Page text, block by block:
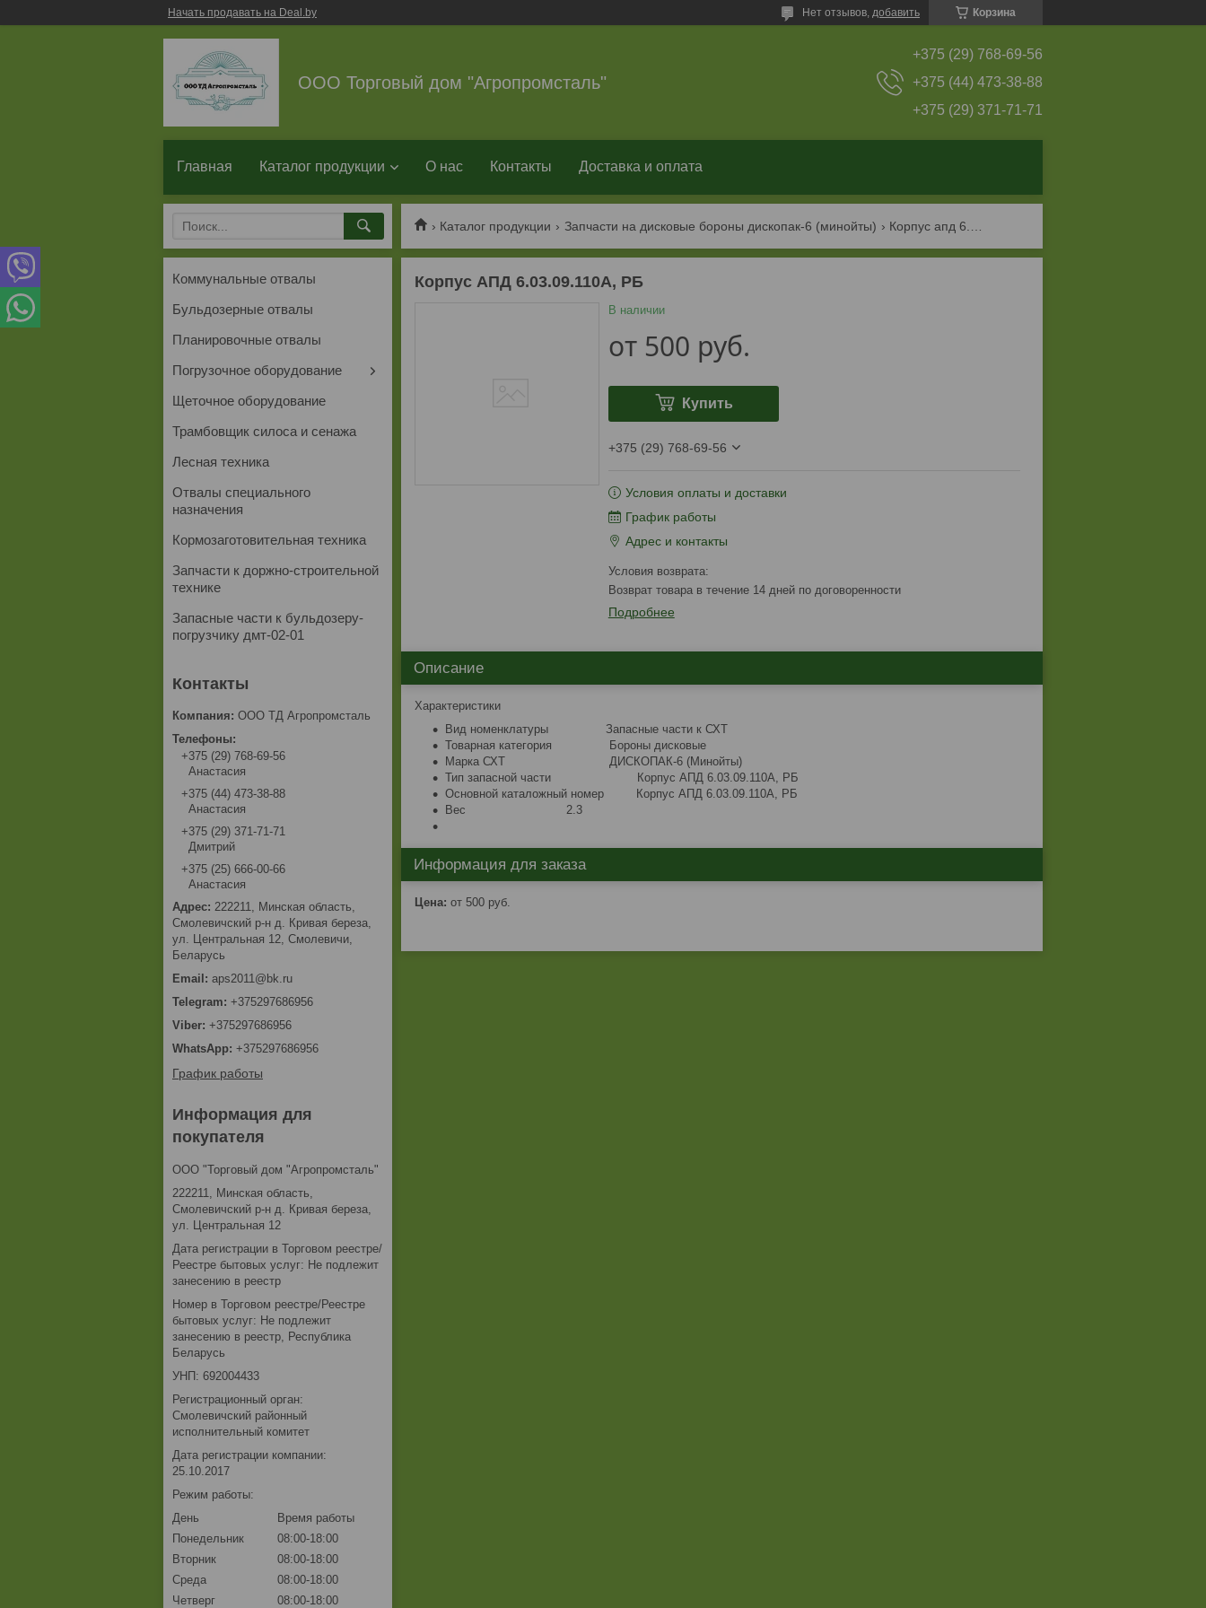
Начать продавать на Deal.by Корзина
Нет отзывов, добавить
ООО Торговый дом "Агропромсталь"
+375 (29) 768-69-56
+375 (44) 473-38-88
+375 (29) 371-71-71
Главная Каталог продукции О нас Контакты Доставка и оплата
Каталог продукции Запчасти на дисковые бороны дископак-6 (минойты)
Корпус АПД 6.03.09.110А, РБ
В наличии
от 500 руб.
Купить
+375 (29) 768-69-56
Условия оплаты и доставки
График работы
Адрес и контакты
возврат товара в течение 14 дней по договоренности
Подробнее
Описание
Характеристики
Вид номенклатуры Запасные части к СХТ
Товарная категория Бороны дисковые
Марка СХТ ДИСКОПАК-6 (Минойты)
Тип запасной части Корпус АПД 6.03.09.110А, РБ
Основной каталожный номер Корпус АПД 6.03.09.110А, РБ
Вес 2.3
Информация для заказа
Цена: от 500 руб.
Коммунальные отвалы
Бульдозерные отвалы
Планировочные отвалы
Погрузочное оборудование
Щеточное оборудование
Трамбовщик силоса и сенажа
Лесная техника
Отвалы специального
назначения
Кормозаготовительная техника
Запчасти к доржно-строительной
технике
Запасные части к бульдозеру-
погрузчику дмт-02-01
ООО ТД Агропромсталь
+375 (29) 768-69-56
Анастасия
+375 (44) 473-38-88
Анастасия
+375 (29) 371-71-71
Дмитрий
+375 (25) 666-00-66
Анастасия
222211, Минская область,
Смолевичский р-н д. Кривая береза,
ул. Центральная 12, Смолевичи,
Беларусь
aps2011@bk.ru
+375297686956
+375297686956
+375297686956
График работы
Информация для
покупателя
ООО "Торговый дом "Агропромсталь"
222211, Минская область,
Смолевичский р-н д. Кривая береза,
ул. Центральная 12
Дата регистрации в Торговом реестре/
Реестре бытовых услуг: Не подлежит
занесению в реестр
Номер в Торговом реестре/Реестре
бытовых услуг: Не подлежит
занесению в реестр, Республика
Беларусь
УНП: 692004433
Регистрационный орган:
Смолевичский районный
исполнительный комитет
Дата регистрации компании:
25.10.2017
Режим работы:
День
Время работы
Понедельник
08:00-18:00
Вторник
08:00-18:00
Среда
08:00-18:00
Четверг
08:00-18:00